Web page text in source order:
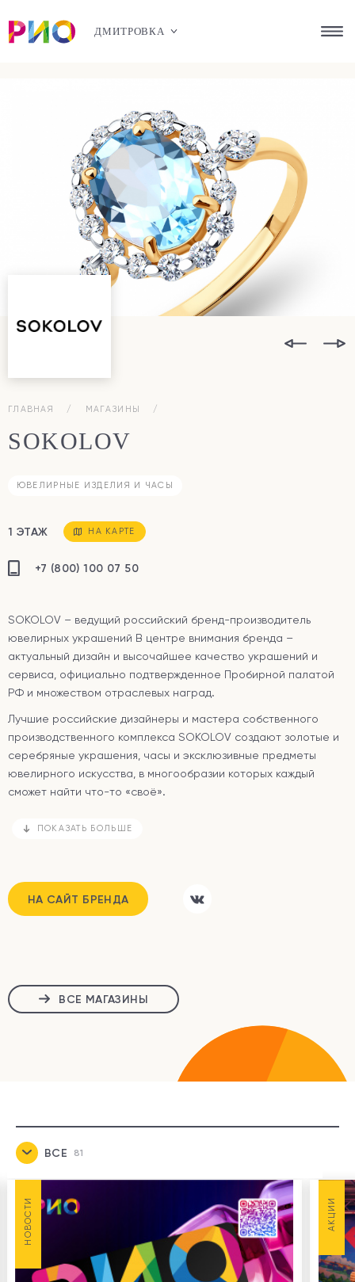
ДМИТРОВКА
ГЛАВНАЯ МАГАЗИНЫ
SOKOLOV
ЮВЕЛИРНЫЕ ИЗДЕЛИЯ И ЧАСЫ
1 ЭТАЖ НА КАРТЕ
+7 (800) 100 07 50
SOKOLOV – ведущий российский бренд-производитель
ювелирных украшений В центре внимания бренда –
актуальный дизайн и высочайшее качество украшений и
сервиса, официально подтвержденное Пробирной палатой
РФ и множеством отраслевых наград.
Лучшие российские дизайнеры и мастера собственного
производственного комплекса SOKOLOV создают золотые и
серебряные украшения, часы и эксклюзивные предметы
ювелирного искусства, в многообразии которых каждый
сможет найти что-то «своё».
ПОКАЗАТЬ БОЛЬШЕ
НА САЙТ БРЕНДА
ВСЕ МАГАЗИНЫ
ВСЕ 81
НОВОСТИ АКЦИИ